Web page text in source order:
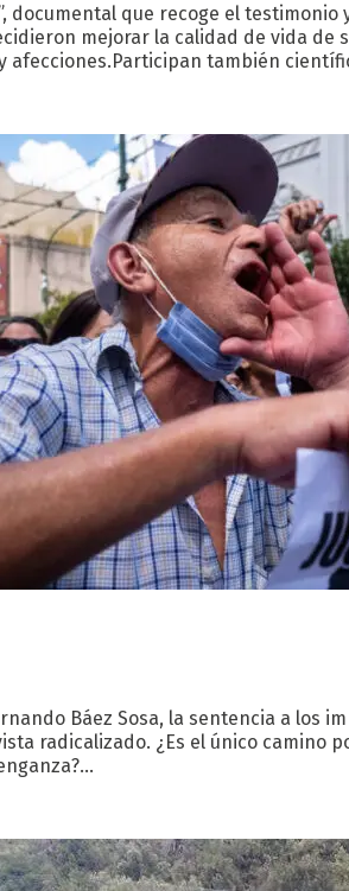
documental que recoge el
mejorar la calidad de vida
afecciones.Participan también
Báez Sosa, la sentencia a los
radicalizado. ¿Es el único camino